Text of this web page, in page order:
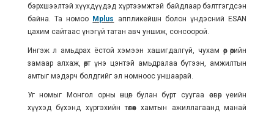
бэрхшээлтэй хүүхдүүдэд хүртээмжтэй байдлаар бэлтгэгдсэн
байна. Та номоо Mplus
аппликейшн болон үндэсний ESAN
цахим сайтаас үнэгүй татан авч уншиж, сонсоорой.
Ингэж л амьдрах ёстой хэмээн хашигдалгүй, чухам өөр өөрийн
замаар алхаж, өөрт үнэ цэнтэй амьдралаа бүтээн, амжилтын
амтыг мэдэрч болдгийг эл номноос уншаарай.
Уг номыг Монгол орны өнцөг булан бүрт суугаа өсвөр үеийн
хүүхэд бүхэнд хүргэхийн төлөөх хамтын ажиллагаанд манай